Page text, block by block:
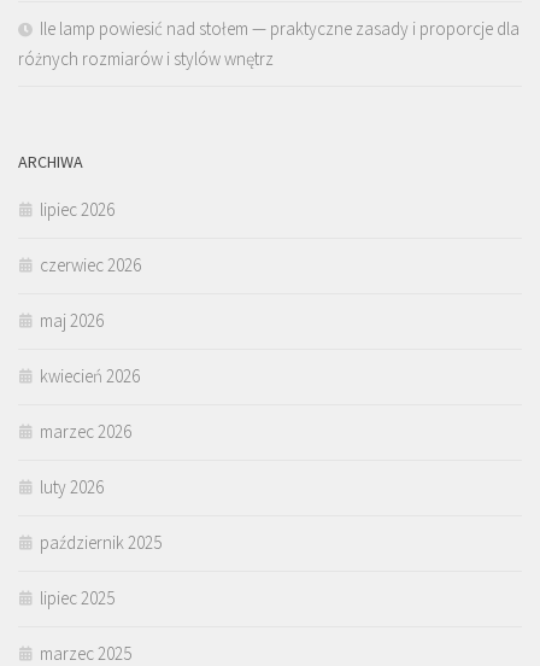
Ile lamp powiesić nad stołem — praktyczne zasady i proporcje dla
różnych rozmiarów i stylów wnętrz
ARCHIWA
lipiec 2026
czerwiec 2026
maj 2026
kwiecień 2026
marzec 2026
luty 2026
październik 2025
lipiec 2025
marzec 2025